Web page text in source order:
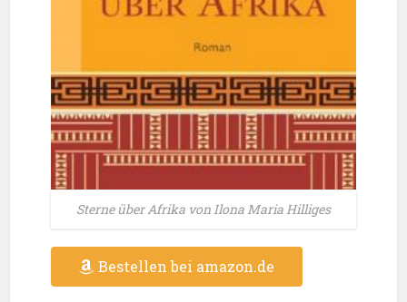
Sterne über Afrika von Ilona Maria Hilliges
Bestellen bei amazon.de